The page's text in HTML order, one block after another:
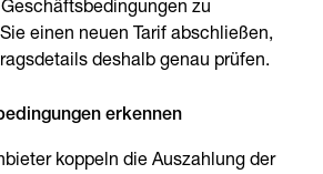
zu
einen neuen Tarif abschließen,
deshalb genau prüfen.
koppeln die Auszahlung der